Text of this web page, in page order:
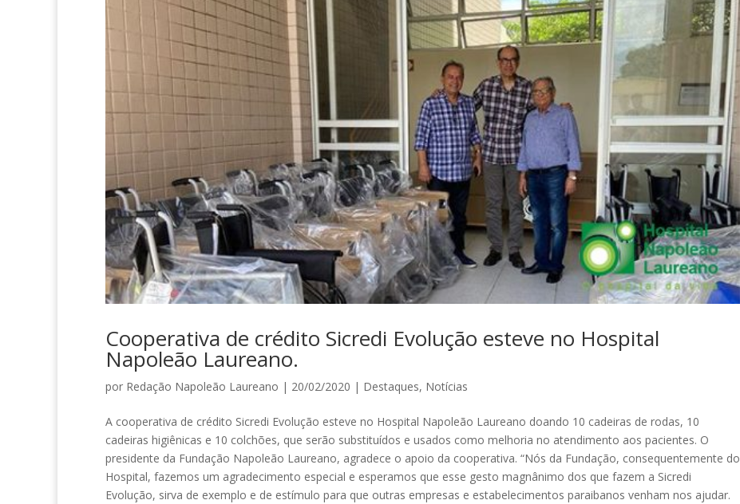
Cooperativa de crédito Sicredi Evolução esteve no Hospital
Napoleão Laureano.
por Redação Napoleão Laureano | 20/02/2020 | Destaques, Notícias
A cooperativa de crédito Sicredi Evolução esteve no Hospital Napoleão Laureano doando 10 cadeiras de rodas, 10
cadeiras higiênicas e 10 colchões, que serão substituídos e usados como melhoria no atendimento aos pacientes. O
presidente da Fundação Napoleão Laureano, agradece o apoio da cooperativa. “Nós da Fundação, consequentemente do
Hospital, fazemos um agradecimento especial e esperamos que esse gesto magnânimo dos que fazem a Sicredi
Evolução, sirva de exemplo e de estímulo para que outras empresas e estabelecimentos paraibanos venham nos ajudar.